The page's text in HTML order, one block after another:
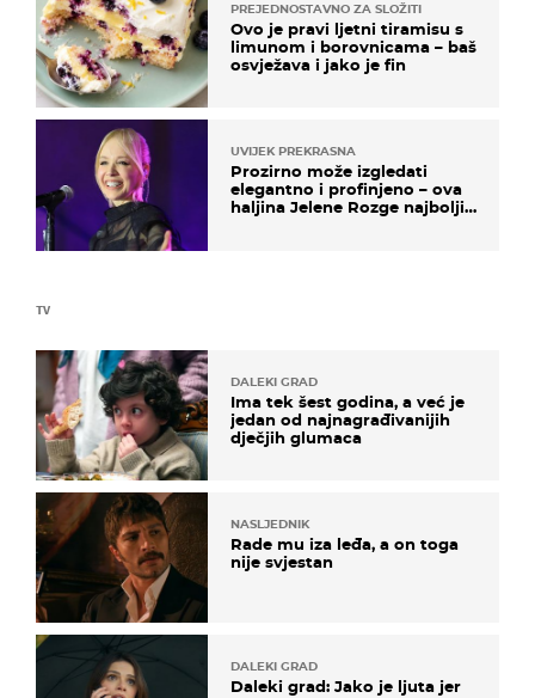
TV
DALEKI GRAD
Ima tek šest godina, a već je
jedan od najnagrađivanijih
dječjih glumaca
NASLJEDNIK
Rade mu iza leđa, a on toga
nije svjestan
DALEKI GRAD
Daleki grad: Jako je ljuta jer
PREJEDNOSTAVNO ZA SLOŽITI
Ovo je pravi ljetni tiramisu s
limunom i borovnicama – baš
osvježava i jako je fin
UVIJEK PREKRASNA
Prozirno može izgledati
elegantno i profinjeno – ova
haljina Jelene Rozge najbolji